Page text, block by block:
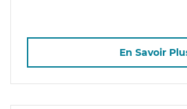
En Savoir